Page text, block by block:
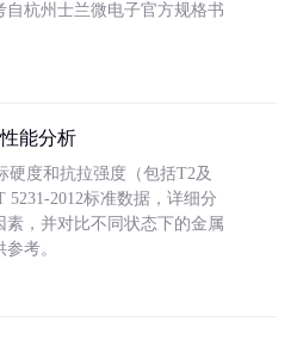
杭州士兰微电子官方规格书
能分析
硬度和抗拉强度（包括T2及
5231-2012标准数据，详细分
，并对比不同状态下的金属
考。